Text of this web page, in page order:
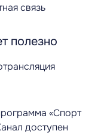
связь
полезно
«Спорт
доступен